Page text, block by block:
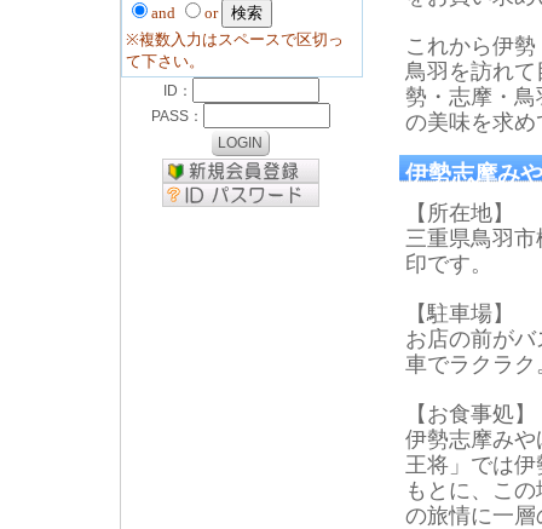
and
or
※複数入力はスペースで区切っ
て下さい。
これから伊
鳥羽を訪れ
勢・志摩・
の美味を求
伊勢志摩み
【所在地】
三重県鳥羽
印です。
【駐車場】
お店の前が
車でラクラク
【お食事処】
伊勢志摩み
王将」では
もとに、こ
の旅情に一